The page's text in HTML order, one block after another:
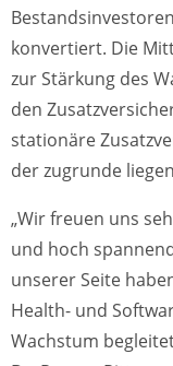
konvertiert. Die
zur Stärkung des
den
stationäre
der zugrunde
„Wir freuen uns
und hoch
unserer Seite
Health- und
Wachstum